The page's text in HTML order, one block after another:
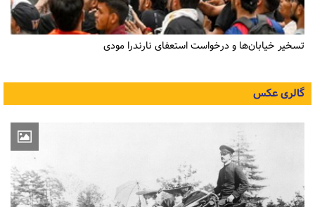
تسخیر خیابان‌ها و درخواست استعفای نارندرا مودی
گالری عکس